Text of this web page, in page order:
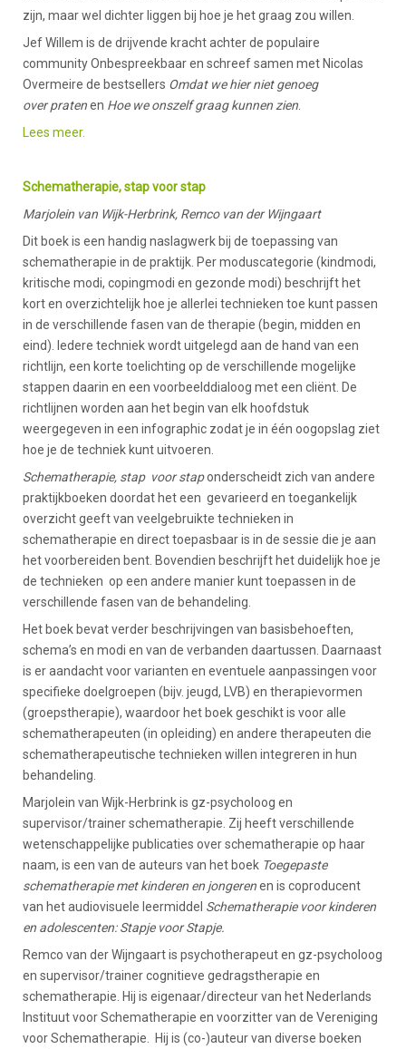
zijn, maar wel dichter liggen bij hoe je het graag zou willen.
Jef Willem is de drijvende kracht achter de populaire
community Onbespreekbaar en schreef samen met Nicolas
Overmeire de bestsellers Omdat we hier niet genoeg
over pratenen Hoe we onszelf graag kunnen zien
Lees meer.
Schematherapie, stap voor stap
Marjolein van Wijk-Herbrink, Remco van der Wijngaart
Dit boek is een handig naslagwerk bij de toepassing van
schematherapie in de praktijk. Per moduscategorie (kindmodi,
kritische modi, copingmodi en gezonde modi) beschrijft het
kort en overzichtelijk hoe je allerlei technieken toe kunt passen
in de verschillende fasen van de therapie (begin, midden en
eind). Iedere techniek wordt uitgelegd aan de hand van een
richtlijn, een korte toelichting op de verschillende mogelijke
stappen daarin en een voorbeelddialoog met een cliënt. De
richtlijnen worden aan het begin van elk hoofdstuk
weergegeven in een infographic zodat je in één oogopslag ziet
hoe je de techniek kunt uitvoeren.
Schematherapie, stap voor staponderscheidt zich van andere
praktijkboeken doordat het een gevarieerd en toegankelijk
overzicht geeft van veelgebruikte technieken in
schematherapie en direct toepasbaar is in de sessie die je aan
het voorbereiden bent. Bovendien beschrijft het duidelijk hoe je
de technieken op een andere manier kunt toepassen in de
verschillende fasen van de behandeling.
Het boek bevat verder beschrijvingen van basisbehoeften,
schema’s en modi en van de verbanden daartussen. Daarnaast
is er aandacht voor varianten en eventuele aanpassingen voor
specifieke doelgroepen (bijv. jeugd, LVB) en therapievormen
(groepstherapie), waardoor het boek geschikt is voor alle
schematherapeuten (in opleiding) en andere therapeuten die
schematherapeutische technieken willen integreren in hun
behandeling.
Marjolein van Wijk-Herbrink is gz-psycholoog en
supervisor/trainer schematherapie. Zij heeft verschillende
wetenschappelijke publicaties over schematherapie op haar
naam, is een van de auteurs van het boek Toegepaste
schematherapie met kinderen en jongerenen is coproducent
van het audiovisuele leermiddel Schematherapie voor kinderen
en adolescenten: Stapje voor Stapje.
Remco van der Wijngaart is psychotherapeut en gz-psycholoog
en supervisor/trainer cognitieve gedragstherapie en
schematherapie. Hij is eigenaar/directeur van het Nederlands
Instituut voor Schematherapie en voorzitter van de Vereniging
voor Schematherapie. Hij is (co-)auteur van diverse boeken